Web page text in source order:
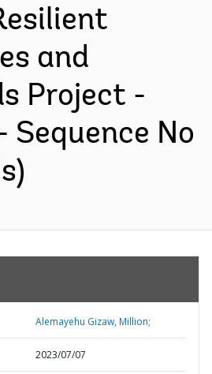
and
Project -
Sequence No
Alemayehu Gizaw, Million;
2023/07/07